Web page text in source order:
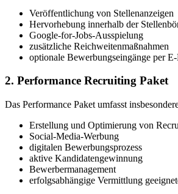
Veröffentlichung von Stellenanzeigen
Hervorhebung innerhalb der
Google-for-Jobs-Ausspielung
zusätzliche Reichweitenmaßnahmen
optionale Bewerbungseingänge per
2. Performance Recruiting Paket
Das Performance Paket umfasst
Erstellung und Optimierung von
Social-Media-Werbung
digitalen Bewerbungsprozess
aktive Kandidatengewinnung
Bewerbermanagement
erfolgsabhängige Vermittlung